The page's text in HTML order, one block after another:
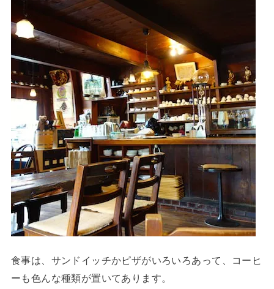
食事は、サンドイッチかピザがいろいろあって、コーヒ
ーも色んな種類が置いてあります。